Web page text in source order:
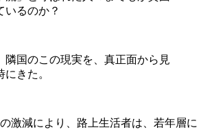
いるのか？
隣国のこの現実を、真正面から見
きた。
激減により、路上生活者は、若年層に